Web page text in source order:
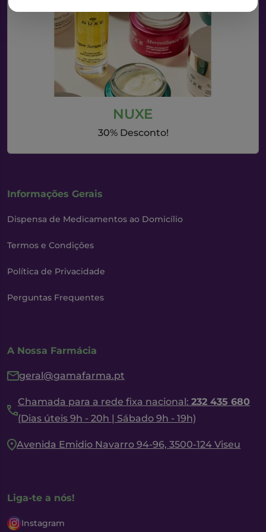
NUXE
30% Desconto!
Informações Gerais
Dispensa de Medicamentos ao Domicílio
Termos e Condições
Política de Privacidade
Perguntas Frequentes
A Nossa Farmácia
geral@gamafarma.pt
Chamada para a rede fixa nacional: 232 435 680
(Dias úteis 9h - 20h | Sábado 9h - 19h)
Avenida Emidio Navarro 94-96, 3500-124 Viseu
Liga-te a nós!
Instagram